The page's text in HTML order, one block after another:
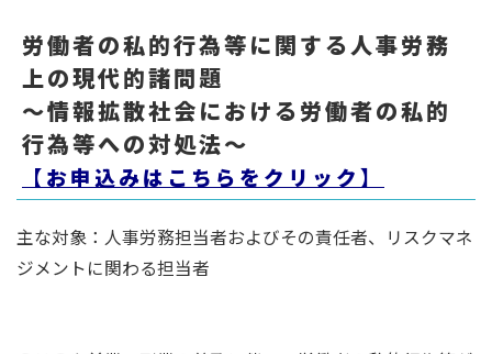
労働者の私的行為等に関する人事労務
上の現代的諸問題
～情報拡散社会における労働者の私的
行為等への対処法～
【お申込みはこちらをクリック】
主な対象：人事労務担当者およびその責任者、リスクマネ
ジメントに関わる担当者